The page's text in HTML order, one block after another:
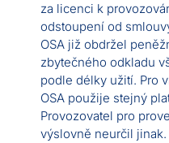
za licenci k
odstoupení od
OSA již obdržel
zbytečného odkladu
podle délky užití. Pro
OSA použije stejný
Provozovatel pro
výslovně neurčil